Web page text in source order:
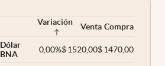
Variación Venta Compra
Dólar
BNA
0,00%$1520,00$1470,00